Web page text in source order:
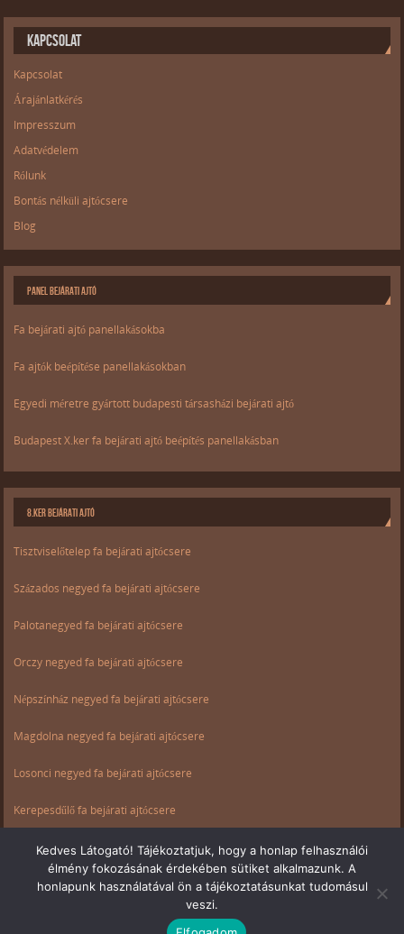
KAPCSOLAT
Kapcsolat
Árajánlatkérés
Impresszum
Adatvédelem
Rólunk
Bontás nélküli ajtócsere
Blog
PANEL BEJÁRATI AJTÓ
Fa bejárati ajtó panellakásokba
Fa ajtók beépítése panellakásokban
Egyedi méretre gyártott budapesti társasházi bejárati ajtó
Budapest X.ker fa bejárati ajtó beépítés panellakásban
8.KER BEJÁRATI AJTÓ
Tisztviselőtelep fa bejárati ajtócsere
Százados negyed fa bejárati ajtócsere
Palotanegyed fa bejárati ajtócsere
Orczy negyed fa bejárati ajtócsere
Népszínház negyed fa bejárati ajtócsere
Magdolna negyed fa bejárati ajtócsere
Losonci negyed fa bejárati ajtócsere
Kerepesdűlő fa bejárati ajtócsere
Ganz negyed fa bejárati ajtócsere
Csarnok negyed fa bejárati ajtócsere
Kedves Látogató! Tájékoztatjuk, hogy a honlap felhasználói
élmény fokozásának érdekében sütiket alkalmazunk. A
honlapunk használatával ön a tájékoztatásunkat tudomásul
veszi.